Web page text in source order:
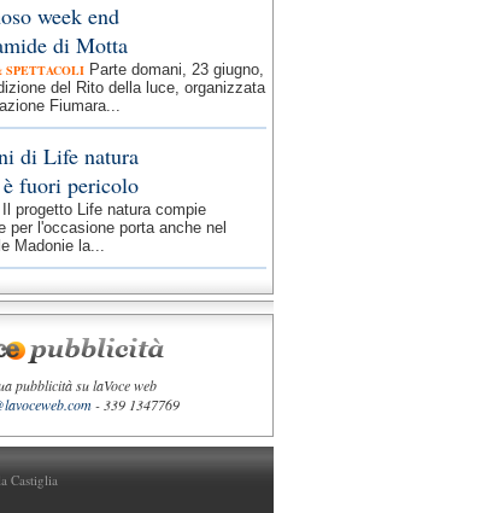
week end
di Motta
SPETTACOLI Parte domani, 23 giugno,
del Rito della luce, organizzata
Fiumara...
di Life natura
è fuori pericolo
Il progetto Life natura compie
per l'occasione porta anche nel
Madonie la...
pubblicità su laVoce web
- 339 1347769
Castiglia